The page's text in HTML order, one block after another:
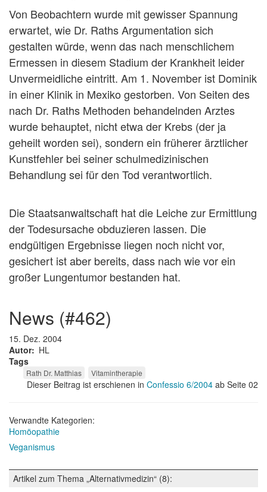
Von Beobachtern wurde mit gewisser Spannung
erwartet, wie Dr. Raths Argumentation sich
gestalten würde, wenn das nach menschlichem
Ermessen in diesem Stadium der Krankheit leider
Unvermeidliche eintritt. Am 1. November ist Dominik
in einer Klinik in Mexiko gestorben. Von Seiten des
nach Dr. Raths Methoden behandelnden Arztes
wurde behauptet, nicht etwa der Krebs (der ja
geheilt worden sei), sondern ein früherer ärztlicher
Kunstfehler bei seiner schulmedizinischen
Behandlung sei für den Tod verantwortlich.
Die Staatsanwaltschaft hat die Leiche zur Ermittlung
der Todesursache obduzieren lassen. Die
endgültigen Ergebnisse liegen noch nicht vor,
gesichert ist aber bereits, dass nach wie vor ein
großer Lungentumor bestanden hat.
news (#462)
15. Dez. 2004
Autor
HL
Tags
Rath Dr. Matthias Vitamintherapie
Dieser Beitrag ist erschienen in Confessio 6/2004 ab Seite 02
Verwandte Kategorien:
Homöopathie
Veganismus
Artikel zum Thema „Alternativmedizin“ (8):